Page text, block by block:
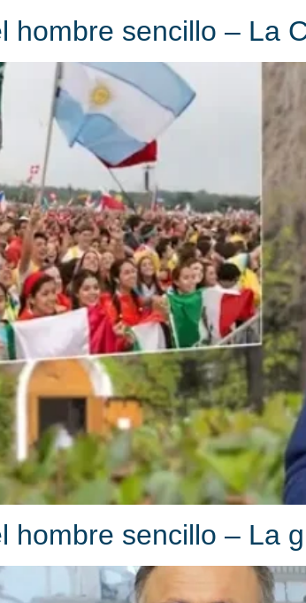
hombre sencillo – La
hombre sencillo – La